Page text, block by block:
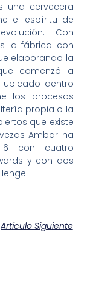
una cervecera
el espíritu de
Con
la fábrica con
elaborando la
comenzó a
ubicado dentro
los procesos
propia o la
que existe
Ambar ha
con cuatro
y con dos
Artículo Siguiente